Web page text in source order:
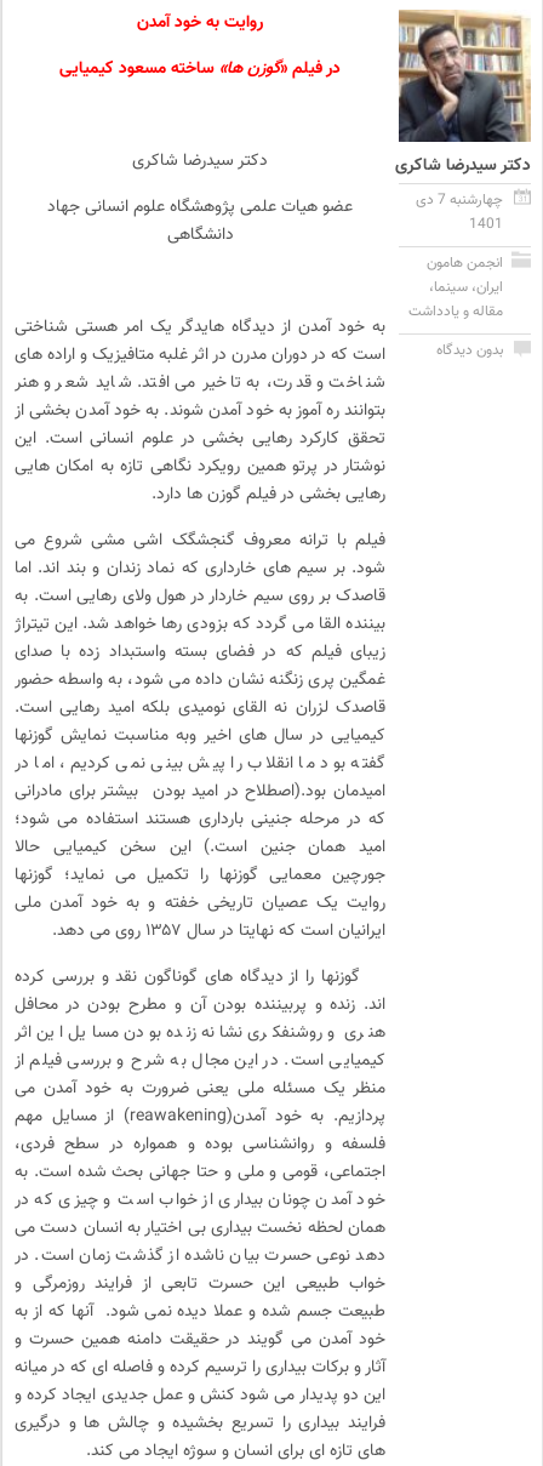
دکتر سیدرضا شاکری
چهارشنبه 7 دی
1401
انجمن هامون
ایران، سینما،
مقاله و یادداشت
بدون دیدگاه
روایت به خود آمدن
در فیلم «گوزن ها» ساخته مسعود کیمیایی
دکتر سیدرضا شاکری
عضو هیات علمی پژوهشگاه علوم انسانی جهاد
دانشگاهی
به خود آمدن از دیدگاه هایدگر یک امر هستی شناختی
است که در دوران مدرن در اثر غلبه متافیزیک و اراده های
شناخت و قدرت، به تاخیر می افتد. شاید شعر و هنر
بتوانند ره آموز به خود آمدن شوند. به خود آمدن بخشی از
تحقق کارکرد رهایی بخشی در علوم انسانی است. این
نوشتار در پرتو همین رویکرد نگاهی تازه به امکان هایی
رهایی بخشی در فیلم گوزن ها دارد.
فیلم با ترانه معروف گنجشگک اشی مشی شروع می
شود. بر سیم های خارداری که نماد زندان و بند اند. اما
قاصدک بر روی سیم خاردار در هول ولای رهایی است. به
بیننده القا می گردد که بزودی رها خواهد شد. این تیتراژ
زیبای فیلم که در فضای بسته واستبداد زده با صدای
غمگین پری زنگنه نشان داده می شود، به واسطه حضور
قاصدک لزران نه القای نومیدی بلکه امید رهایی است.
کیمیایی در سال های اخیر وبه مناسبت نمایش گوزنها
گفته بود ما انقلاب را پیش بینی نمی کردیم، اما در
امیدمان بود.(اصطلاح در امید بودن بیشتر برای مادرانی
که در مرحله جنینی بارداری هستند استفاده می شود؛
امید همان جنین است.) این سخن کیمیایی حالا
جورچین معمایی گوزنها را تکمیل می نماید؛ گوزنها
روایت یک عصیان تاریخی خفته و به خود آمدن ملی
ایرانیان است که نهایتا در سال ۱۳۵۷ روی می دهد.
گوزنها را از دیدگاه های گوناگون نقد و بررسی کرده
اند. زنده و پربیننده بودن آن و مطرح بودن در محافل
هنری و روشنفکری نشانه زنده بودن مسایل این اثر
کیمیایی است. در این مجال به شرح و بررسی فیلم از
منظر یک مسئله ملی یعنی ضرورت به خود آمدن می
پردازیم. به خود آمدن(reawakening) از مسایل مهم
فلسفه و روانشناسی بوده و همواره در سطح فردی،
اجتماعی، قومی و ملی و حتا جهانی بحث شده است. به
خود آمدن چونان بیداری از خواب است و چیزی که در
همان لحظه نخست بیداری بی اختیار به انسان دست می
دهد نوعی حسرت بیان ناشده از گذشت زمان است. در
خواب طبیعی این حسرت تابعی از فرایند روزمرگی و
طبیعت جسم شده و عملا دیده نمی شود. آنها که از به
خود آمدن می گویند در حقیقت دامنه همین حسرت و
آثار و برکات بیداری را ترسیم کرده و فاصله ای که در میانه
این دو پدیدار می شود کنش و عمل جدیدی ایجاد کرده و
فرایند بیداری را تسریع بخشیده و چالش ها و درگیری
های تازه ای برای انسان و سوژه ایجاد می کند.